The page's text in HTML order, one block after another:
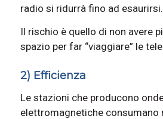
radio si ridurrà fino ad esaurirsi.
Il rischio è quello di non avere
spazio per far “viaggiare” le
2) Efficienza
Le stazioni che producono
elettromagnetiche consumano